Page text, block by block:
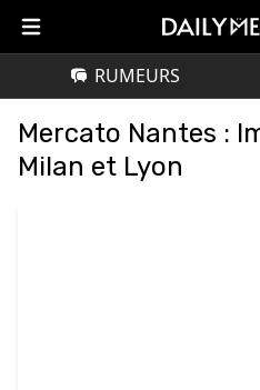
RUMEURS
Mercato Nantes :
Milan et Lyon